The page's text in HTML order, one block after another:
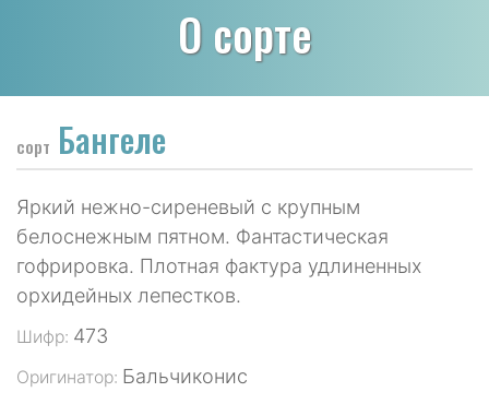
О сорте
сорт Бангеле
Яркий нежно-сиреневый с крупным
белоснежным пятном. Фантастическая
гофрировка. Плотная фактура удлиненных
орхидейных лепестков.
Шифр: 473
Оригинатор: Бальчиконис